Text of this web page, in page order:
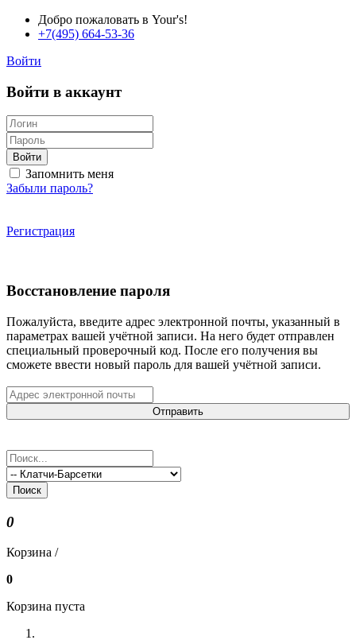
Добро пожаловать в Your's!
+7(495) 664-53-36
Войти
Войти в аккаунт
Войти
Запомнить меня
Забыли пароль?
Регистрация
Восстановление пароля
Пожалуйста, введите адрес электронной почты, указанный в
параметрах вашей учётной записи. На него будет отправлен
специальный проверочный код. После его получения вы
сможете ввести новый пароль для вашей учётной записи.
Отправить
Поиск
0
Корзина /
0
Корзина пуста